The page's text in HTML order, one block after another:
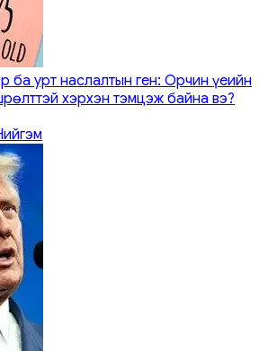
ба урт наслалтын ген: Орчин үеийн
хэрхэн тэмцэж байна вэ?